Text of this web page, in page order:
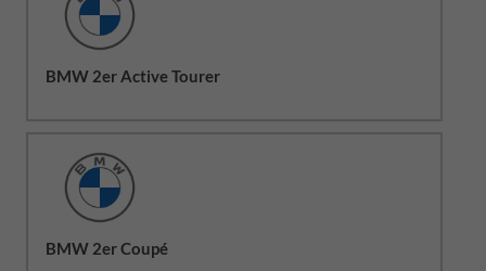
BMW 2er Active Tourer
BMW 2er Coupé